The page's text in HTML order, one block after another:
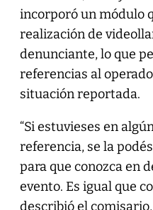
incorporó un módulo
realización de
denunciante, lo que
referencias al
situación reportada.
“Si estuvieses en
referencia, se la
para que conozca en
evento. Es igual que
describió el